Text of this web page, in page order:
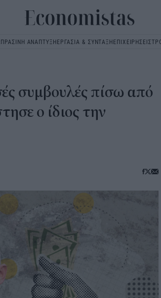
ΠΡΑΣΙΝΗ ΑΝΑΠΤΥΞΗΕΡΓΑΣΙΑ & ΣΥΝΤΑΞΗΕΠΙΧΕΙΡΗΣΕΙΣ
συμβουλές πίσω από
ο ίδιος την